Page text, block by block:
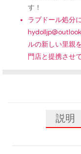
す！
ラブドール処分
ルの新しい里親
門店と提携させ
説明